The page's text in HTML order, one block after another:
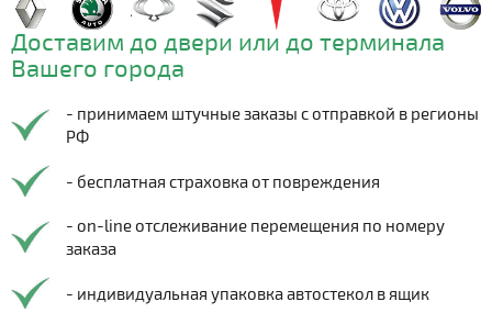
Доставим до двери или до терминала
Вашего города
- принимаем штучные заказы с отправкой в регионы
РФ
- бесплатная страховка от повреждения
- on-line отслеживание перемещения по номеру
заказа
- индивидуальная упаковка автостекол в ящик